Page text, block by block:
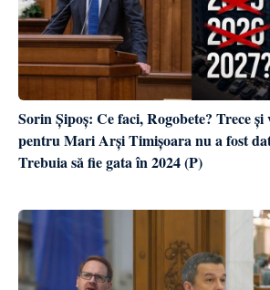
Sorin Șipoș: Ce faci, Rogobete? Trece
pentru Mari Arși Timișoara nu a fost
Trebuia să fie gata în 2024 (P)